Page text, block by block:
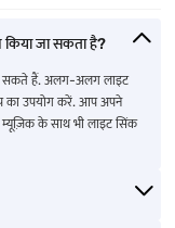
जा सकता है?
सकते हैं. अलग-अलग लाइट
का उपयोग करें. आप अपने
के साथ भी लाइट सिंक